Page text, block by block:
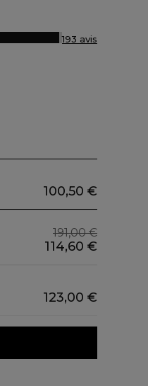
193 avis
100,50 €
191,00 €
114,60 €
123,00 €